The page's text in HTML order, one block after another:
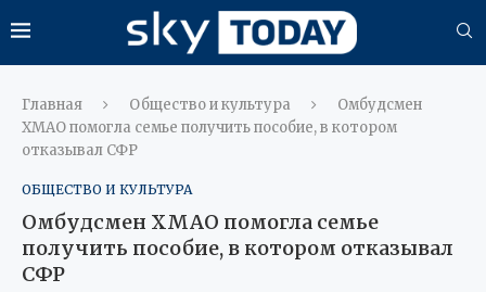
Главная Общество и культура
Омбудсмен
ХМАО помогла семье получить пособие, в котором
отказывал СФР
ОБЩЕСТВО И КУЛЬТУРА
Омбудсмен ХМАО помогла семье
получить пособие, в котором отказывал
СФР